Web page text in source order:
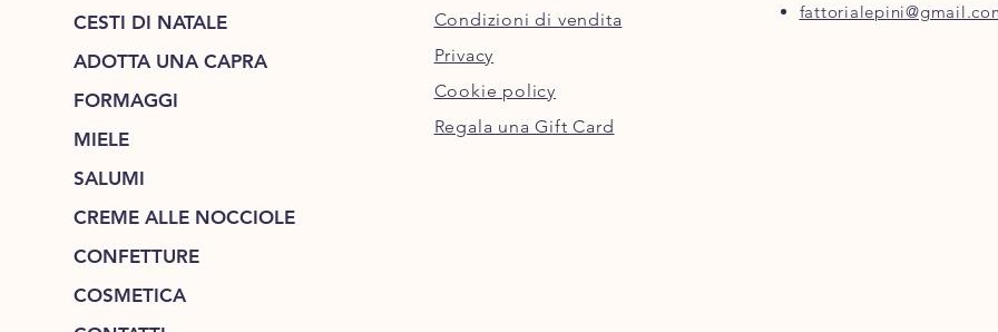
CESTI DI NATALE
ADOTTA UNA CAPRA
FORMAGGI
MIELE
SALUMI
CREME ALLE NOCCIOLE
CONFETTURE
COSMETICA
Condizioni di vendita
Privacy
Cookie policy
Regala una Gift Card